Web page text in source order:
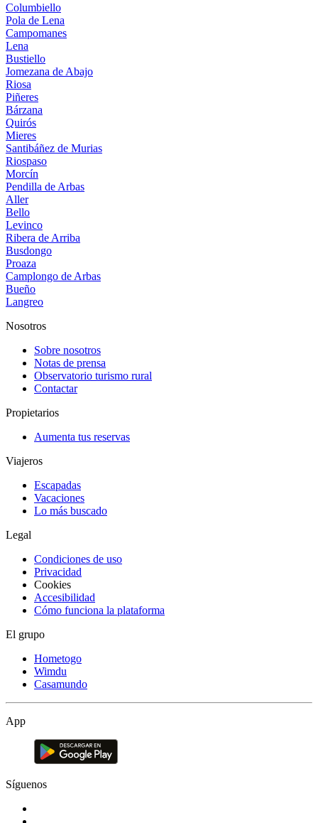
Columbiello
Pola de Lena
Campomanes
Lena
Bustiello
Jomezana de Abajo
Riosa
Piñeres
Bárzana
Quirós
Mieres
Santibáñez de Murias
Riospaso
Morcín
Pendilla de Arbas
Aller
Bello
Levinco
Ribera de Arriba
Busdongo
Proaza
Camplongo de Arbas
Bueño
Langreo
Nosotros
Sobre nosotros
Notas de prensa
Observatorio turismo rural
Contactar
Propietarios
Aumenta tus reservas
Viajeros
Escapadas
Vacaciones
Lo más buscado
Legal
Condiciones de uso
Privacidad
Cookies
Accesibilidad
Cómo funciona la plataforma
El grupo
Hometogo
Wimdu
Casamundo
App
Síguenos